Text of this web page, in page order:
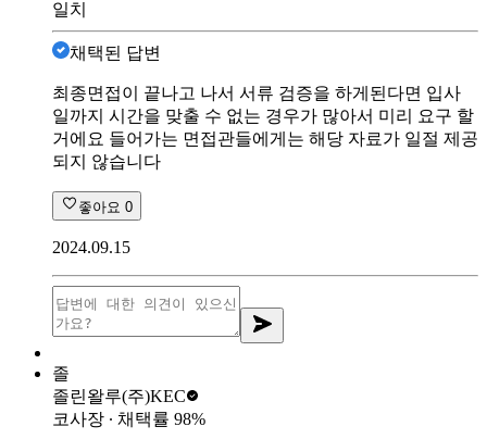
일치
채택된 답변
최종면접이 끝나고 나서 서류 검증을 하게된다면 입사
일까지 시간을 맞출 수 없는 경우가 많아서 미리 요구 할
거에요 들어가는 면접관들에게는 해당 자료가 일절 제공
되지 않습니다
좋아요 0
2024.09.15
졸
졸린왈루(주)KEC
코사장 ∙ 채택률 98%